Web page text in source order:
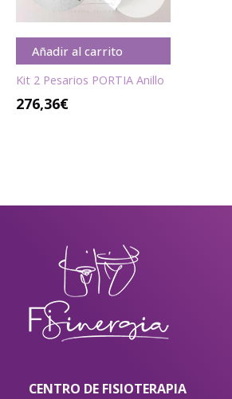
Añadir al carrito
Kit 2 Pesarios PORTIA Anillo
276,36€
CENTRO DE FISIOTERAPIA